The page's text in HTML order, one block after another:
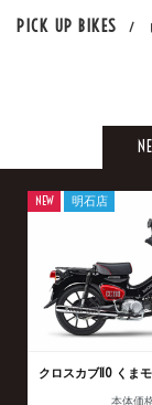
PICK UP BIKES /
クロスカブ110 くま
本体価
NEW 明石店